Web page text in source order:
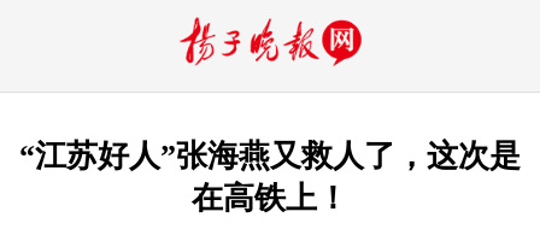
“江苏好人”张海燕又救人了，这次是
在高铁上！